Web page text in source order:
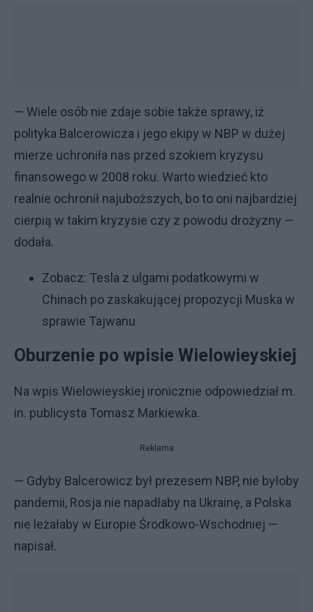
— Wiele osób nie zdaje sobie także sprawy, iż
polityka Balcerowicza i jego ekipy w NBP w dużej
mierze uchroniła nas przed szokiem kryzysu
finansowego w 2008 roku. Warto wiedzieć kto
realnie ochronił najuboższych, bo to oni najbardziej
cierpią w takim kryzysie czy z powodu drożyzny —
dodała.
Zobacz: Tesla z ulgami podatkowymi w
Chinach po zaskakującej propozycji Muska w
sprawie Tajwanu
Oburzenie po wpisie Wielowieyskiej
Na wpis Wielowieyskiej ironicznie odpowiedział m.
in. publicysta Tomasz Markiewka.
Reklama
— Gdyby Balcerowicz był prezesem NBP, nie byłoby
pandemii, Rosja nie napadłaby na Ukrainę, a Polska
nie leżałaby w Europie Środkowo-Wschodniej —
napisał.